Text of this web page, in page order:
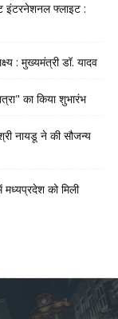
इंटरनेशनल फ्लाइट :
: मुख्यमंत्री डॉ. यादव
का किया शुभारंभ
नायडू ने की सौजन्य
मध्यप्रदेश को मिली